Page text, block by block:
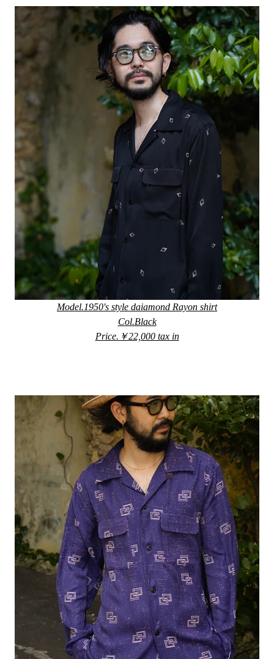
Model.1950's style daiamond Rayon shirt
Col.Black
Price.￥22,000 tax in